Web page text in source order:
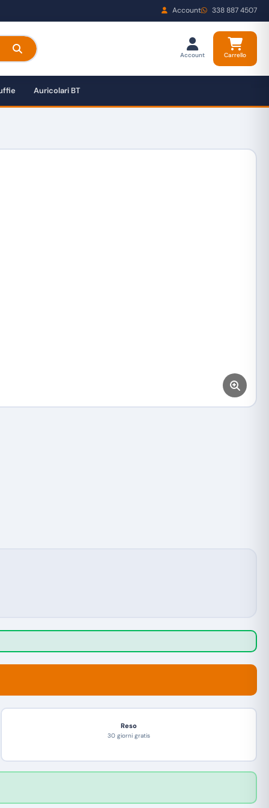
Account 338 887 4507
Account Carrello
Auricolari BT
Reso
30 giorni gratis